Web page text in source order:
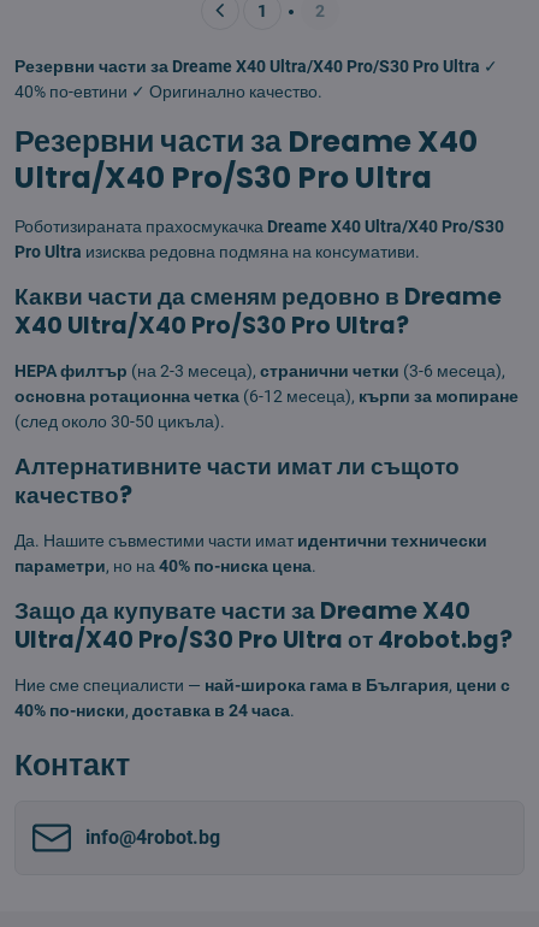
1 2
Резервни части за Dreame X40 Ultra/X40 Pro/S30 Pro Ultra ✓
40% по-евтини ✓ Оригинално качество.
Резервни части за Dreame X40
Ultra/X40 Pro/S30 Pro Ultra
Роботизираната прахосмукачка Dreame X40 Ultra/X40 Pro/S30
Pro Ultra изисква редовна подмяна на консумативи.
Какви части да сменям редовно в Dreame
X40 Ultra/X40 Pro/S30 Pro Ultra?
HEPA филтър (на 2-3 месеца), странични четки (3-6 месеца),
основна ротационна четка (6-12 месеца), кърпи за мопиране
(след около 30-50 цикъла).
Алтернативните части имат ли същото
качество?
Да. Нашите съвместими части имат идентични технически
параметри, но на40% по-ниска цена.
Защо да купувате части за Dreame X40
Ultra/X40 Pro/S30 Pro Ultra от 4robot.bg?
Ние сме специалисти — най-широка гама в България, цени с
40% по-ниски, доставка в 24 часа.
Контакт
info​@4robot​.bg